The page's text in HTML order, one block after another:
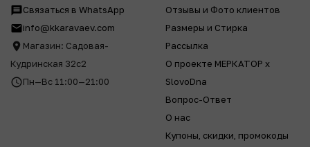
Связаться в WhatsApp
info@kkaravaev.com
Магазин: Садовая-
Кудринская 32с2
Пн—Вс 11:00—21:00
Отзывы и Фото клиентов
Размеры и Стирка
Рассылка
О проекте МЕРКАТОР x
SlovoDna
Вопрос-Ответ
О нас
Купоны, скидки, промокоды